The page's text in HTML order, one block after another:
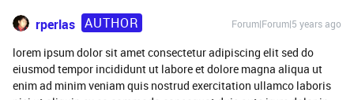
rperlas AUTHOR Forum|Forum|5 years ago
lorem ipsum dolor sit amet consectetur adipiscing elit sed do
eiusmod tempor incididunt ut labore et dolore magna aliqua ut
enim ad minim veniam quis nostrud exercitation ullamco laboris